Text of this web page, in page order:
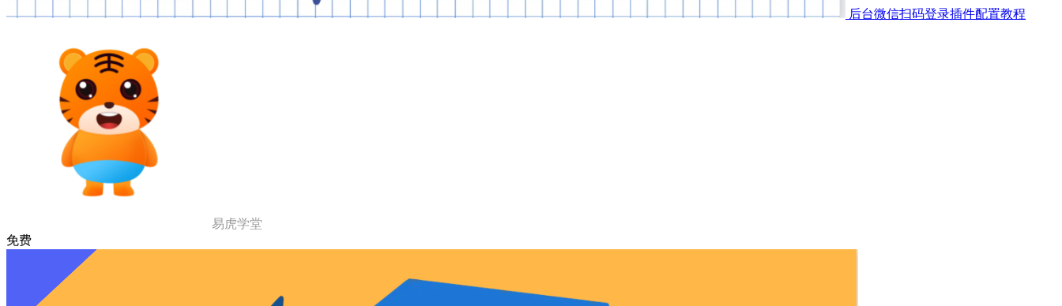
后台微信扫码登录插件配置教程
易虎学堂
免费